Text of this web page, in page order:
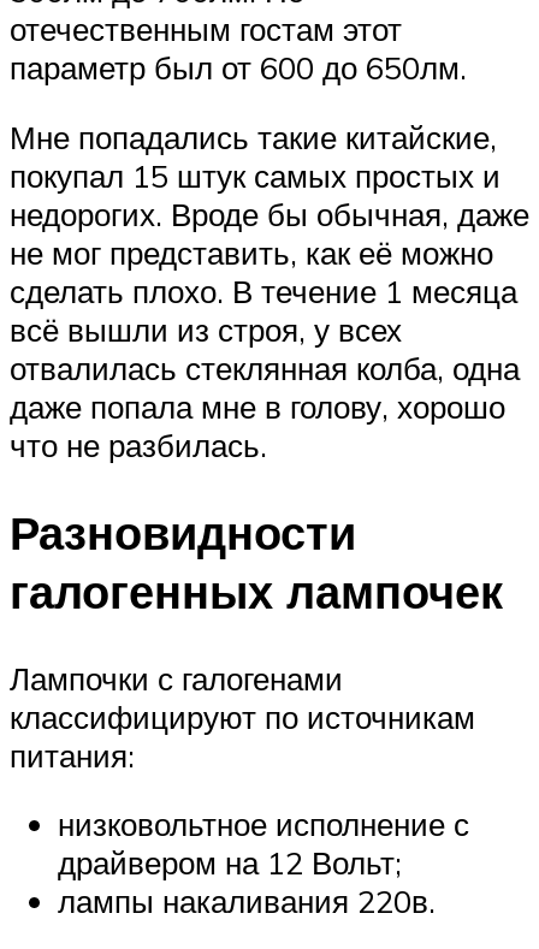
отечественным гостам этот
параметр был от 600 до 650лм.
Мне попадались такие китайские,
покупал 15 штук самых простых и
недорогих. Вроде бы обычная, даже
не мог представить, как её можно
сделать плохо. В течение 1 месяца
всё вышли из строя, у всех
отвалилась стеклянная колба, одна
даже попала мне в голову, хорошо
что не разбилась.
Разновидности
галогенных лампочек
Лампочки с галогенами
классифицируют по источникам
питания:
низковольтное исполнение с
драйвером на 12 Вольт;
лампы накаливания 220в.